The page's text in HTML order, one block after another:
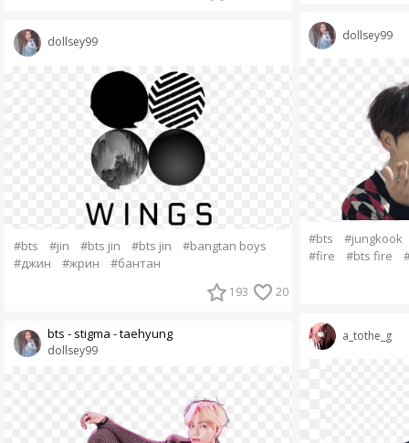
dollsey99
#bts #jin #bts jin #bts jin
#bangtan boys
#джин
#жрин #бантан
193 20
dollsey99
bts - stigma - taehyung
dollsey99
#bts
#jungkook
#fire
#bts fire
a_tothe_g